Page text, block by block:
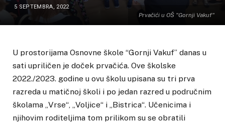
Prvačići u OŠ "Gornji Vakuf"
5 SEPTEMBRA, 2022
U prostorijama Osnovne škole “Gornji Vakuf” danas u
sati upriličen je doček prvačića. Ove školske
2022./2023. godine u ovu školu upisana su tri prva
razreda u matičnoj školi i po jedan razred u područnim
školama „Vrse“, „Voljice“ i „Bistrica“. Učenicima i
njihovim roditeljima tom prilikom su se obratili